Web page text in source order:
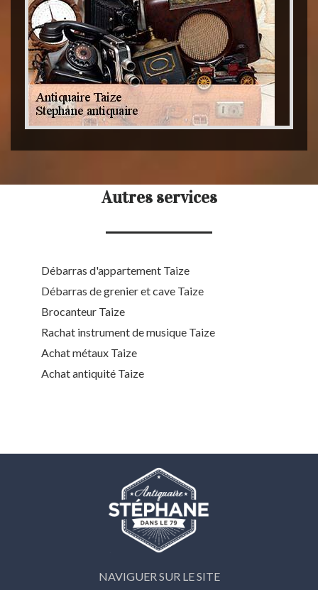
Autres services
Débarras d'appartement Taize
Débarras de grenier et cave Taize
Brocanteur Taize
Rachat instrument de musique Taize
Achat métaux Taize
Achat antiquité Taize
NAVIGUER SUR LE SITE